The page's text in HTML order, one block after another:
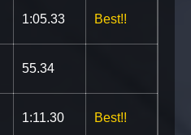
https://youtu.be/
1:05.33 Best!!
https://youtu.be/
55.34
https://youtu.be/
1:11.30 Best!!